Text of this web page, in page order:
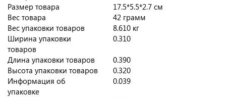
Размер товара
17.5*5.5*2.7 см
Вес товара
42 грамм
Вес упаковки товаров
8.610 кг
Ширина упаковки
товаров
0.310
Длина упаковки товаров
0.390
Высота упаковки товаров
0.320
Информация об
упаковке
0.039